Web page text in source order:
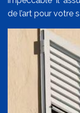
de l’art pour votre